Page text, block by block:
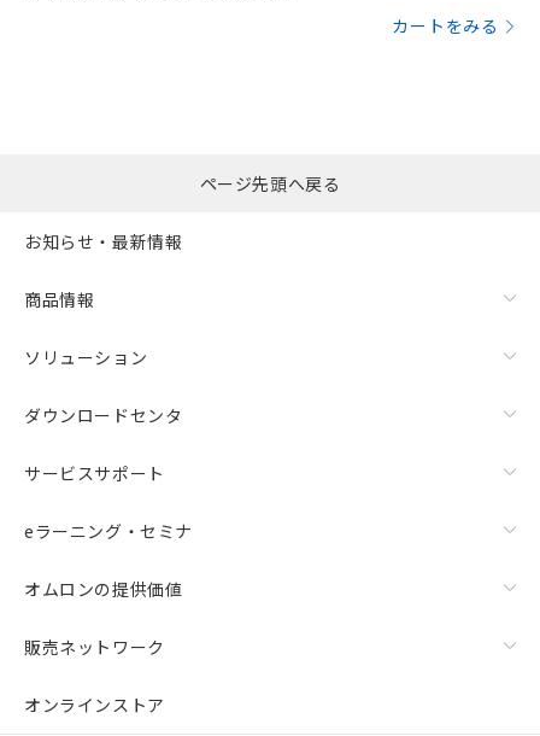
カートをみる
ページ先頭へ戻る
お知らせ・最新情報
商品情報
ソリューション
ダウンロードセンタ
サービスサポート
eラーニング・セミナ
オムロンの提供価値
販売ネットワーク
オンラインストア